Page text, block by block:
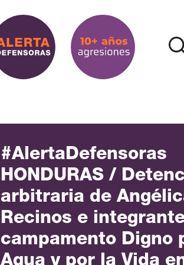
#AlertaDefensoras
HONDURAS /
arbitraria de
Recinos e
campamento Digno